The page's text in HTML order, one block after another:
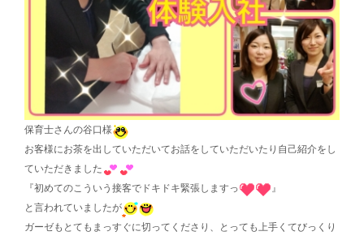
保育士さんの谷口様
お客様にお茶を出していただいてお話をしていただいたり自己紹介をし
ていただきました
『初めてのこういう接客でドキドキ緊張しますっ
』
と言われていましたが
ガーゼもとてもまっすぐに切ってくださり、とっても上手くてびっくり